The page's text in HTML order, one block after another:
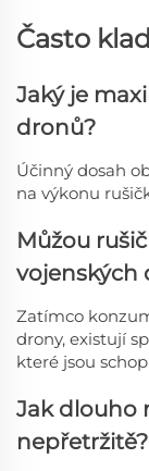
Často
Jaký je
dronů?
Účinný dosah
na výkonu
Můžou
vojenských
Zatímco
drony, existují
které jsou
Jak dlouho
nepřetržitě?